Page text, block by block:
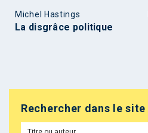
Michel Hastings
La disgrâce politique
Rechercher dans le site